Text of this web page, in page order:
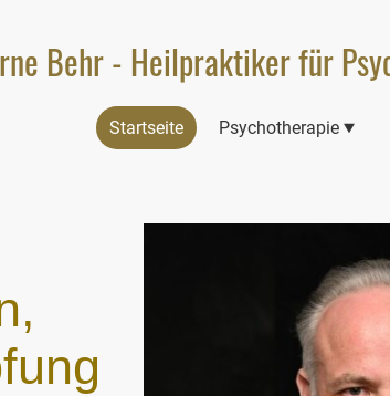
Behr - Heilpraktiker für
Startseite Psychotherapie